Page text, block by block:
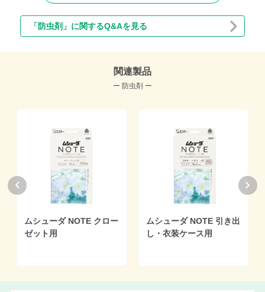
「防虫剤」に関するQ&Aを見る
関連製品
ー 防虫剤 ー
ムシューダ NOTE クロー
ゼット用
ムシューダ NOTE 引き出
し・衣装ケース用